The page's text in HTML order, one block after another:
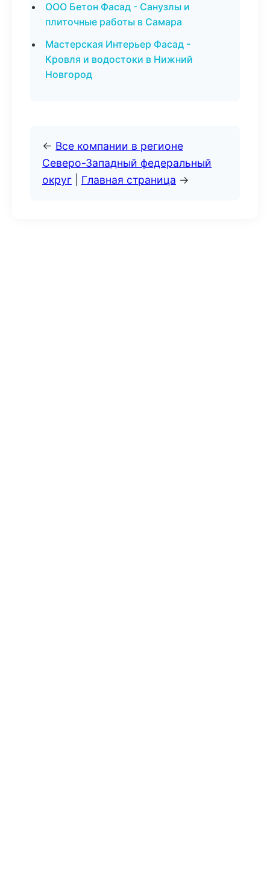
ООО Бетон Фасад - Санузлы и
плиточные работы в Самара
Мастерская Интерьер Фасад -
Кровля и водостоки в Нижний
Новгород
← Все компании в регионе
Северо-Западный федеральный
округ
Главная страница →